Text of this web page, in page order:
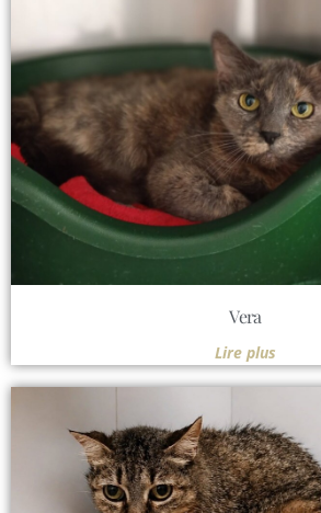
Vera
Lire plus